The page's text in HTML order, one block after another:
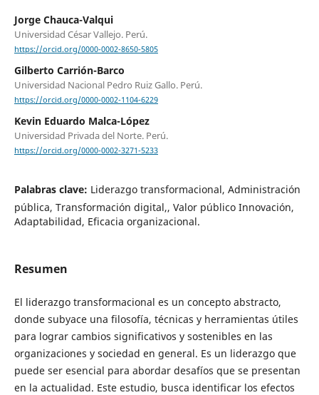
Jorge Chauca-Valqui
Universidad César Vallejo. Perú.
https://orcid.org/0000-0002-8650-5805
Gilberto Carrión-Barco
Universidad Nacional Pedro Ruiz Gallo. Perú.
https://orcid.org/0000-0002-1104-6229
Kevin Eduardo Malca-López
Universidad Privada del Norte. Perú.
https://orcid.org/0000-0002-3271-5233
Palabras clave: Liderazgo transformacional, Administración
pública, Transformación digital,, Valor público Innovación,
Adaptabilidad, Eficacia organizacional.
Resumen
El liderazgo transformacional es un concepto abstracto,
donde subyace una filosofía, técnicas y herramientas útiles
para lograr cambios significativos y sostenibles en las
organizaciones y sociedad en general. Es un liderazgo que
puede ser esencial para abordar desafíos que se presentan
en la actualidad. Este estudio, busca identificar los efectos